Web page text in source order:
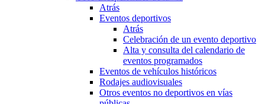
Atrás
Eventos deportivos
Atrás
Celebración de un evento deportivo
Alta y consulta del calendario de
eventos programados
Eventos de vehículos históricos
Rodajes audiovisuales
Otros eventos no deportivos en vías